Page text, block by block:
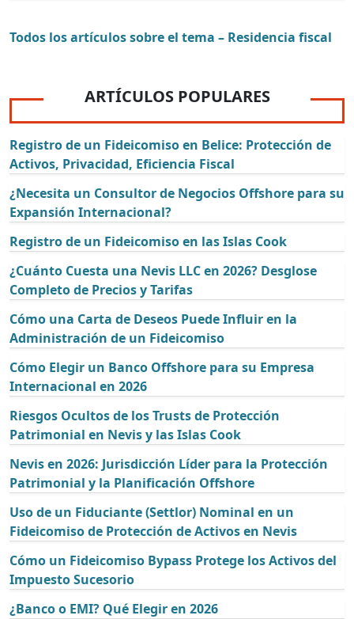
Todos los artículos sobre el tema – Residencia fiscal
ARTÍCULOS POPULARES
Registro de un Fideicomiso en Belice: Protección de
Activos, Privacidad, Eficiencia Fiscal
¿Necesita un Consultor de Negocios Offshore para su
Expansión Internacional?
Registro de un Fideicomiso en las Islas Cook
¿Cuánto Cuesta una Nevis LLC en 2026? Desglose
Completo de Precios y Tarifas
Cómo una Carta de Deseos Puede Influir en la
Administración de un Fideicomiso
Cómo Elegir un Banco Offshore para su Empresa
Internacional en 2026
Riesgos Ocultos de los Trusts de Protección
Patrimonial en Nevis y las Islas Cook
Nevis en 2026: Jurisdicción Líder para la Protección
Patrimonial y la Planificación Offshore
Uso de un Fiduciante (Settlor) Nominal en un
Fideicomiso de Protección de Activos en Nevis
Cómo un Fideicomiso Bypass Protege los Activos del
Impuesto Sucesorio
¿Banco o EMI? Qué Elegir en 2026